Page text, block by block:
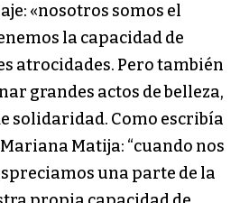
«nosotros somos el
la capacidad de
atrocidades. Pero también
grandes actos de belleza,
solidaridad. Como escribía
Matija: “cuando nos
una parte de la